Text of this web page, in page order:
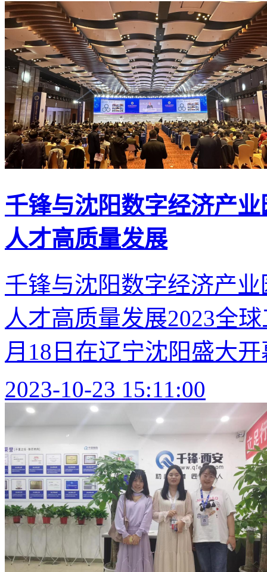
千锋与沈阳数字经济产
人才高质量发展
千锋与沈阳数字经济产
人才高质量发展2023全
月18日在辽宁沈阳盛大
2023-10-23 15:11:00